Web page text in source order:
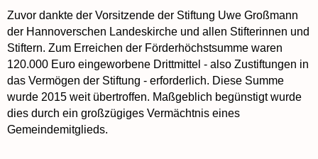
Zuvor dankte der Vorsitzende der Stiftung Uwe Großmann
der Hannoverschen Landeskirche und allen Stifterinnen und
Stiftern. Zum Erreichen der Förderhöchstsumme waren
120.000 Euro eingeworbene Drittmittel - also Zustiftungen in
das Vermögen der Stiftung - erforderlich. Diese Summe
wurde 2015 weit übertroffen. Maßgeblich begünstigt wurde
dies durch ein großzügiges Vermächtnis eines
Gemeindemitglieds.